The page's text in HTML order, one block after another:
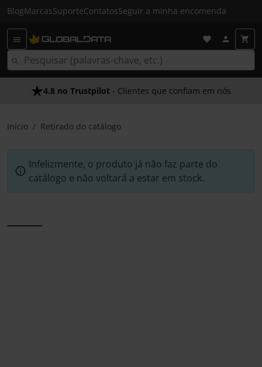
BlogMarcasSuporteContatosSeguir a minha encomenda
4.8 no Trustpilot - Clientes que confiam em nós
Início Retirado do catálogo
Infelizmente, o produto já não faz parte do
catálogo e não voltará a estar em stock.